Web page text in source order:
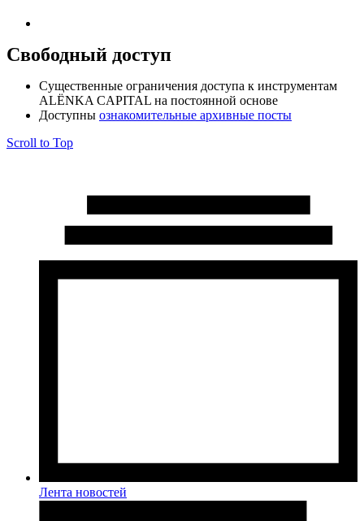
Свободный доступ
Cущественные ограничения доступа к инструментам
ALЁNKA CAPITAL на постоянной основе
Доступны ознакомительные архивные посты
Scroll to Top
Лента новостей